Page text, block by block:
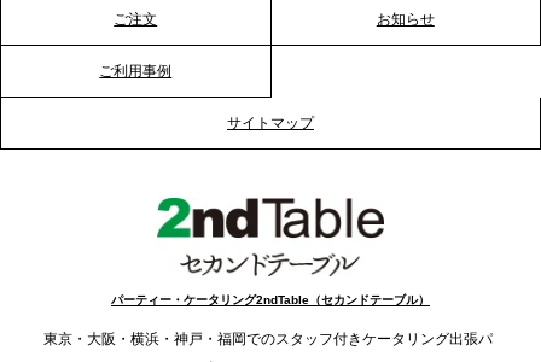
ーションを活性化
2025.12.12
事提供を実施へ
TBS「Nスタ」で、2ndTable「1DISH」が紹介され
ました
ご注文 お知らせ
ご利用事例
サイトマップ
パーティー・ケータリング2ndTable（セカンドテーブル）
東京・大阪・横浜・神戸・福岡でのスタッフ付きケータリング出張パ